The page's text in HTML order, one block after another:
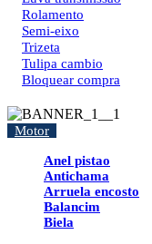
Rolamento
Semi-eixo
Trizeta
Tulipa cambio
Bloquear compra
Motor
Anel pistao
Antichama
Arruela encosto
Balancim
Biela